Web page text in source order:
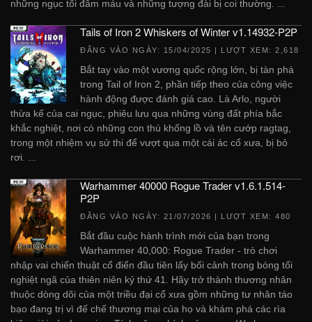
những ngục tối đẫm máu và những tượng đài bị coi thường. ...
Tails of Iron 2 Whiskers of Winter v1.14932-P2P
ĐĂNG VÀO NGÀY: 15/04/2025 | LƯỢT XEM: 2,618
Bắt tay vào một vương quốc rộng lớn, bị tàn phá
trong Tail of Iron 2, phần tiếp theo của công việc
hành động được đánh giá cao. Là Arlo, người
thừa kế của cai ngục, phiêu lưu qua những vùng đất phía bắc
khắc nghiệt, nơi có những con thú khổng lồ và tên cướp ragtag,
trong một nhiệm vụ sử thi để vượt qua một cái ác cổ xưa, bị bỏ
rơi. ...
Warhammer 40000 Rogue Trader v1.6.1.514-
P2P
ĐĂNG VÀO NGÀY: 21/07/2026 | LƯỢT XEM: 480
Bắt đầu cuộc hành trình mới của bạn trong
Warhammer 40,000: Rogue Trader - trò chơi
nhập vai chiến thuật cổ điển đầu tiên lấy bối cảnh trong bóng tối
nghiệt ngã của thiên niên kỷ thứ 41. Hãy trở thành thương nhân
thuộc dòng dõi của một triều đại cổ xưa gồm những tư nhân táo
bạo đang trị vì đế chế thương mại của họ và khám phá các rìa